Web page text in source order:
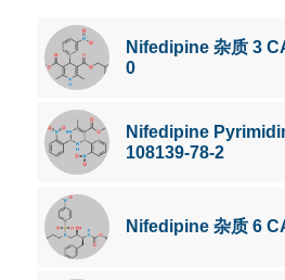
Nifedipine 杂质 3
0
Nifedipine
108139-78-2
Nifedipine 杂质 6